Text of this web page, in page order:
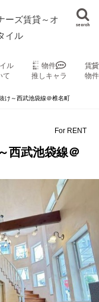
ーズ賃貸～オ
イル
search
ル
て
物件
推しキャラ
賃
物
け～西武池袋線＠椎名町
For RENT
西武池袋線＠